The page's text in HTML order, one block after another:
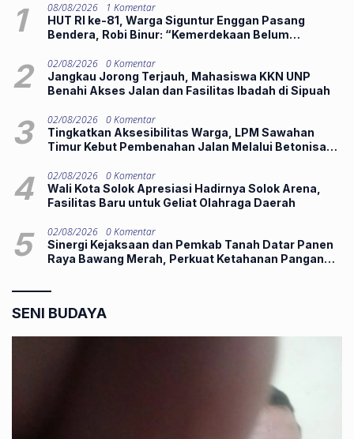
1 08/08/2026
1 Komentar
HUT RI ke-81, Warga Siguntur Enggan Pasang
Bendera, Robi Binur: “Kemerdekaan Belum
2 02/08/2026 0 Komentar
Jangkau Jorong Terjauh, Mahasiswa KKN UNP
Benahi Akses Jalan dan Fasilitas Ibadah di Sipuah
3 02/08/2026 0 Komentar
Tingkatkan Aksesibilitas Warga, LPM Sawahan
Timur Kebut Pembenahan Jalan Melalui Betonisasi
4 02/08/2026 0 Komentar
Wali Kota Solok Apresiasi Hadirnya Solok Arena,
Fasilitas Baru untuk Geliat Olahraga Daerah
5 02/08/2026 0 Komentar
Sinergi Kejaksaan dan Pemkab Tanah Datar Panen
Raya Bawang Merah, Perkuat Ketahanan Pangan
SENI BUDAYA